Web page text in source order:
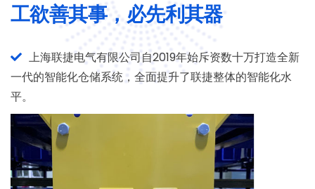
工欲善其事，必先利其器
上海联捷电气有限公司自2019年始斥资数十万打造全新
一代的智能化仓储系统，全面提升了联捷整体的智能化水
平。